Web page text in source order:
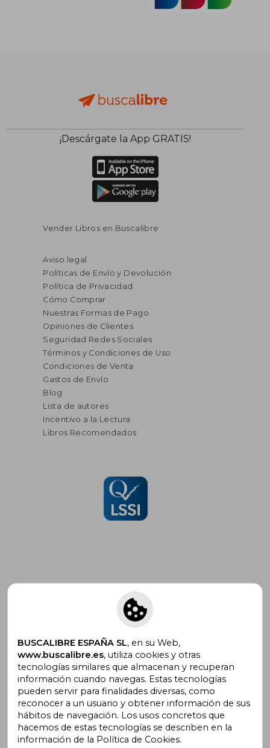
¡Descárgate la App GRATIS!
Vender Libros en Buscalibre
Aviso legal
Políticas de Envío y Devolución
Política de Privacidad
Cómo Comprar
Nuestras Formas de Pago
Opiniones de Clientes
Seguridad Redes Sociales
Términos y Condiciones de Uso
Condiciones de Venta
Gastos de Envío
Blog
Lista de autores
Incentivo a la Lectura
Libros Recomendados
Suscríbete para recibir ofertas y
promociones
¿Necesitas ayuda?
Ir a Centro de Soporte
BUSCALIBRE ESPAÑA SL, en su Web,
www.buscalibre.es, utiliza cookies y otras
tecnologías similares que almacenan y recuperan
información cuando navegas. Estas tecnologías
pueden servir para finalidades diversas, como
reconocer a un usuario y obtener información de sus
hábitos de navegación. Los usos concretos que
hacemos de estas tecnologías se describen en la
información de la Política de Cookies.